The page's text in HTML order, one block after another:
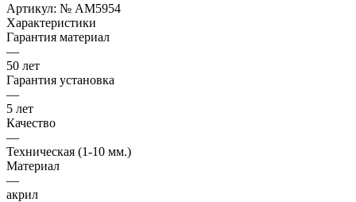
Артикул: № AM5954
Характеристики
Гарантия материал
—
50 лет
Гарантия установка
—
5 лет
Качество
—
Техническая (1-10 мм.)
Материал
—
акрил